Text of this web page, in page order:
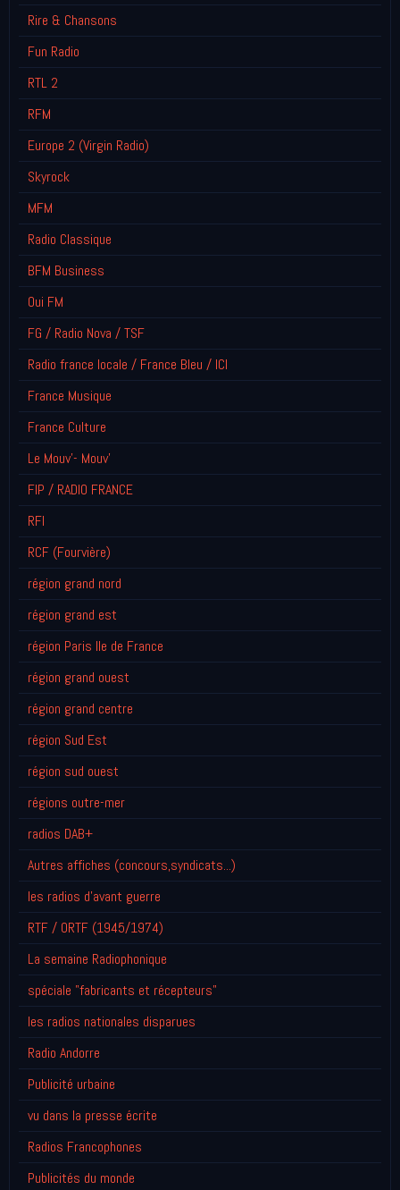
Rire & Chansons
Fun Radio
RTL 2
RFM
Europe 2 (Virgin Radio)
Skyrock
MFM
Radio Classique
BFM Business
Oui FM
FG / Radio Nova / TSF
Radio france locale / France Bleu / ICI
France Musique
France Culture
Le Mouv'- Mouv'
FIP / RADIO FRANCE
RFI
RCF (Fourvière)
région grand nord
région grand est
région Paris Ile de France
région grand ouest
région grand centre
région Sud Est
région sud ouest
régions outre-mer
radios DAB+
Autres affiches (concours,syndicats...)
les radios d'avant guerre
RTF / ORTF (1945/1974)
La semaine Radiophonique
spéciale "fabricants et récepteurs"
les radios nationales disparues
Radio Andorre
Publicité urbaine
vu dans la presse écrite
Radios Francophones
Publicités du monde